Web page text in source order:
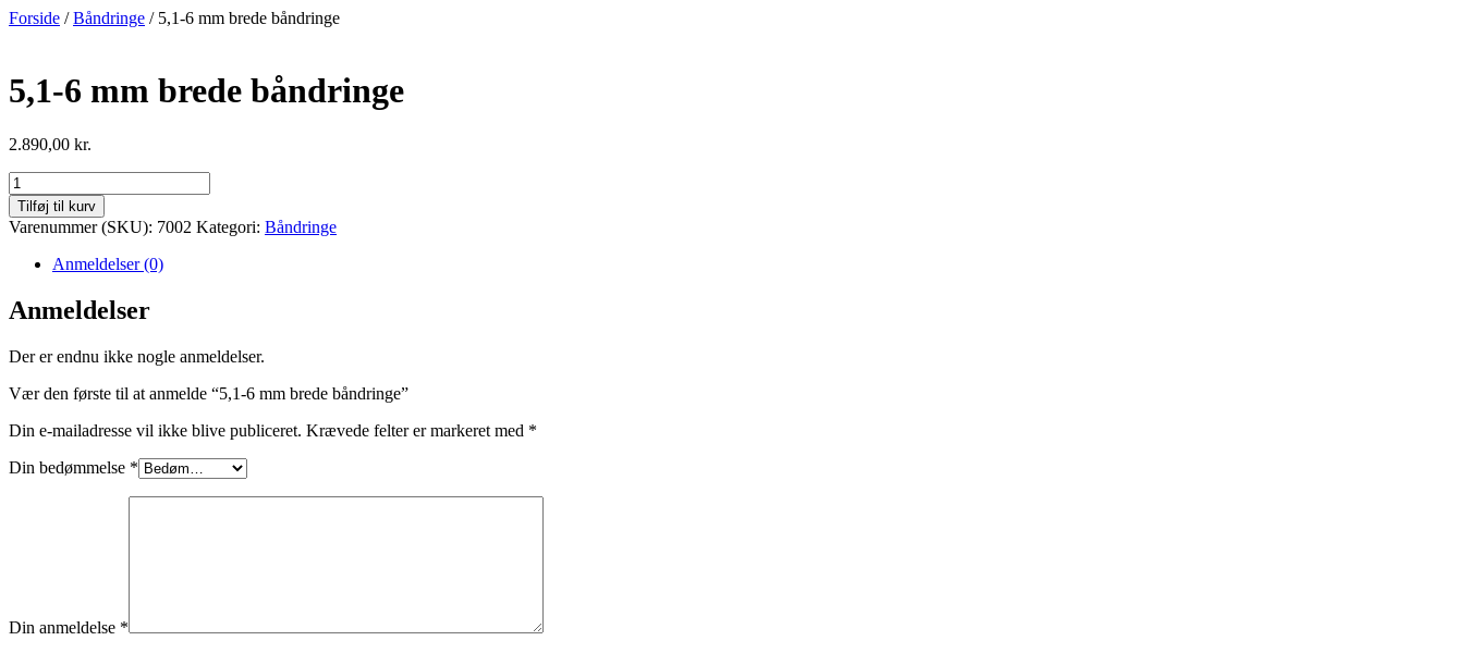
Videre
Forside /Båndringe / 5,1-6 mm brede båndringe
5,1-6 mm brede båndringe
2.890,00 kr.
5,1-
6
mm
brede
båndringe
Tilføj til kurv
Varenummer (SKU): 7002 Kategori: Båndringe
Anmeldelser (0)
Anmeldelser
Der er endnu ikke nogle anmeldelser.
Vær den første til at anmelde “5,1-6 mm brede båndringe”
Din e-mailadresse vil ikke blive publiceret. Krævede felter er markeret med *
Din bedømmelse *
Din anmeldelse *